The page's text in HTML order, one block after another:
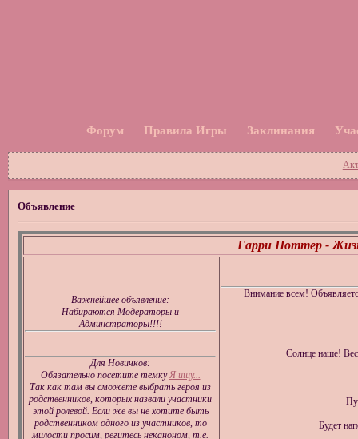
Форум Правила Игры Заклинания
Объявление
Гарри Поттер -
Важнейшее объявление:
Набираются Модераторы и
Админстраторы!!!!
Для Новичков:
Обязательно посетите темкуЯ ищу...
Так как там вы сможете выбрать героя из
родственников, которых назвали участники
этой ролевой. Если же вы не хотите быть
родственником одного из участников, то
милости просим, регитесь неканоном, т.е.
Внимание всем!
Солнце наше!
Будет